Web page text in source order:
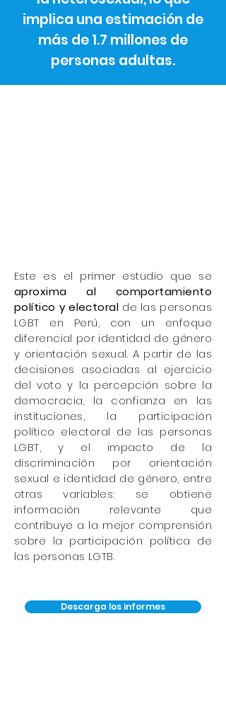
implica una estimación de
más de 1.7 millones de
personas adultas.
Este es el primer estudio que se
aproxima al comportamiento
político y electoral de las personas
LGBT en Perú, con un enfoque
diferencial por identidad de género
y orientación sexual. A partir de las
decisiones asociadas al ejercicio
del voto y la percepción sobre la
democracia, la confianza en las
instituciones, la participación
político electoral de las personas
LGBT, y el impacto de la
discriminación por orientación
sexual e identidad de género, entre
otras variables; se obtiene
información relevante que
contribuye a la mejor comprensión
sobre la participación política de
las personas LGTB.
Descarga los informes